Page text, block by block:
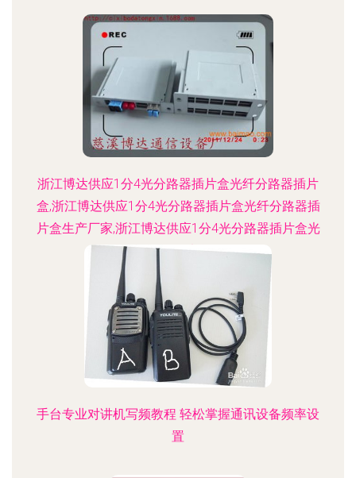
浙江博达供应1分4光分路器插片盒光纤分路器插片
盒,浙江博达供应1分4光分路器插片盒光纤分路器插
片盒生产厂家,浙江博达供应1分4光分路器插片盒光
纤分路器插片盒价格
手台专业对讲机写频教程 轻松掌握通讯设备频率设
置